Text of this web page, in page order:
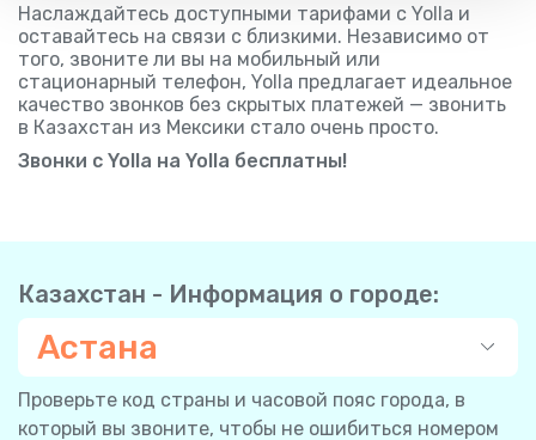
Наслаждайтесь доступными тарифами с Yolla и
оставайтесь на связи с близкими. Независимо от
того, звоните ли вы на мобильный или
стационарный телефон, Yolla предлагает идеальное
качество звонков без скрытых платежей — звонить
в Казахстан из Мексики стало очень просто.
Звонки с Yolla на Yolla бесплатны!
Казахстан - Информация о городе:
Астана
Проверьте код страны и часовой пояс города, в
который вы звоните, чтобы не ошибиться номером